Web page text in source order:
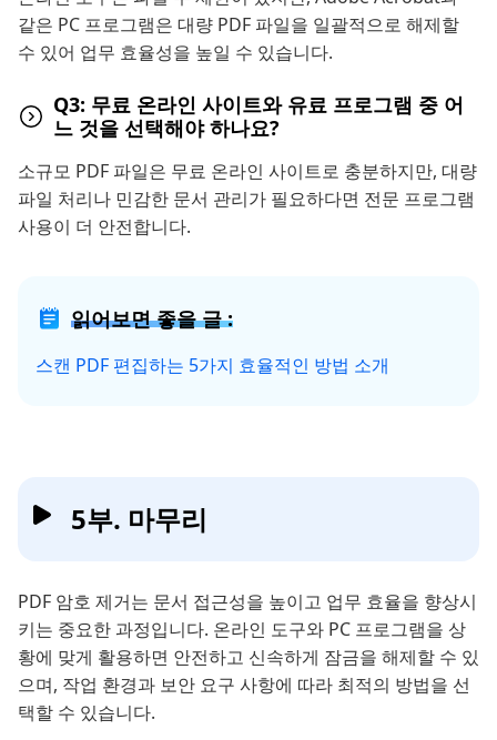
같은 PC 프로그램은 대량 PDF 파일을 일괄적으로 해제할
수 있어 업무 효율성을 높일 수 있습니다.
Q3: 무료 온라인 사이트와 유료 프로그램 중 어
느 것을 선택해야 하나요?
소규모 PDF 파일은 무료 온라인 사이트로 충분하지만, 대량
파일 처리나 민감한 문서 관리가 필요하다면 전문 프로그램
사용이 더 안전합니다.
읽어보면 좋을 글 :
스캔 PDF 편집하는 5가지 효율적인 방법 소개
5부. 마무리
PDF 암호 제거는 문서 접근성을 높이고 업무 효율을 향상시
키는 중요한 과정입니다. 온라인 도구와 PC 프로그램을 상
황에 맞게 활용하면 안전하고 신속하게 잠금을 해제할 수 있
으며, 작업 환경과 보안 요구 사항에 따라 최적의 방법을 선
택할 수 있습니다.